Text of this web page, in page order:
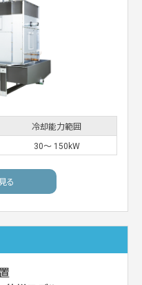
冷却能力範囲
30〜 150kW
る